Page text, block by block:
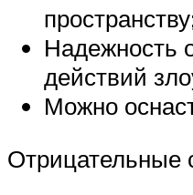
Надежность
действий
Можно
Отрицательные